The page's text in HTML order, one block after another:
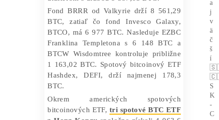
dolárovresp. 4,25 % zo súčasnej
obežnej ponuky19,7 milióna BTC. Bez
započítania GBTC vedie IBIT
spoločnosti Blackrock s 276 190,03
BTC, po ktorej nasleduje FBTC
spoločnosti Fidelity, ktorá drží 156
772,30 BTC. K 19. máju 2024 majú Ark
Invest a ARKB 21share súhrnne 47 230
BTC a BITB Bitwise drží 35 749,04
BTC. Vaneck HODL je piatym najväčším